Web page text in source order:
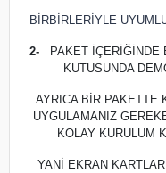
BİRBİRLERİYLE
2-
PAKET İÇERİĞİNDE
KUTUSUNDA
AYRICA BİR PAKETTE
UYGULAMANIZ
KOLAY KURULUM
YANİ EKRAN